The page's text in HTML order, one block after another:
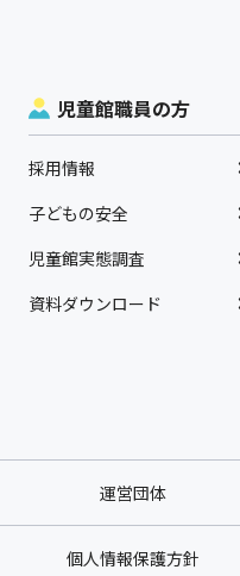
児童館職員の方
採用情報
子どもの安全
児童館実態調査
資料ダウンロード
運営団体
個人情報保護方針